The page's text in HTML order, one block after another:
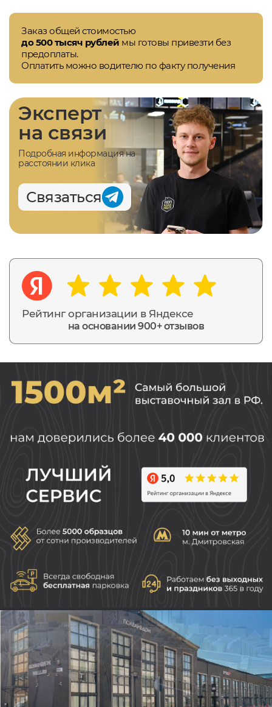
Заказ общей стоимостью
до 500 тысяч рублей мы готовы привезти без
предоплаты.
Оплатить можно водителю по факту получения
Рейтинг организации в Яндексе
на основании 900+ отзывов
Эксперт
на связи
Подробная информация на
расстоянии клика
Связаться